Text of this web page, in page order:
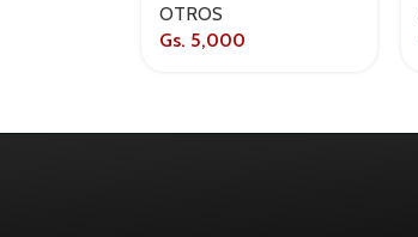
TRASERO TOYOTA
OTROS
Gs. 5,000